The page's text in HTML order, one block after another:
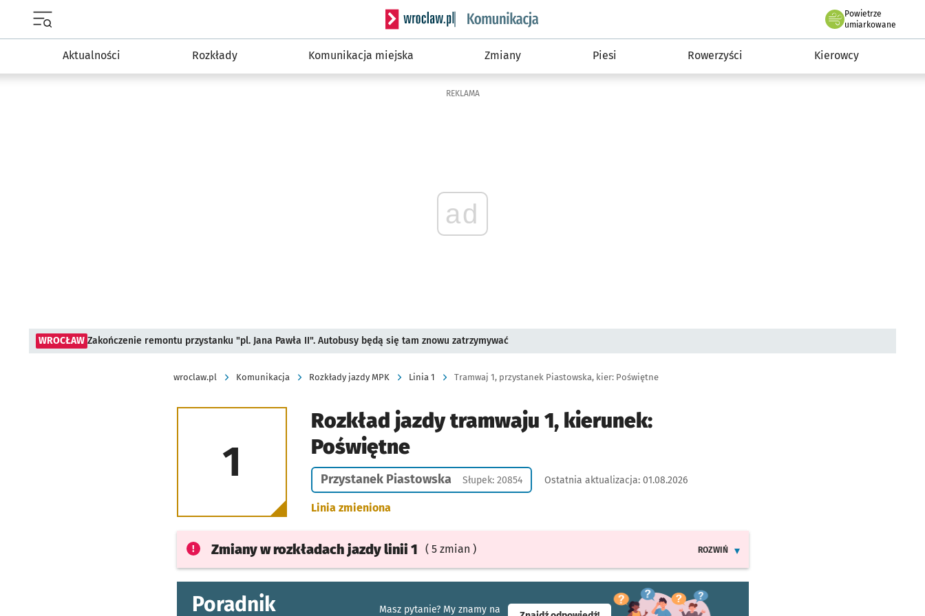
Serwis informacyjny wroclaw.pl podserwis: Komunikacja
Powietrze
we Wrocławiu
umiarkowane
Aktualności Rozkłady Komunikacja miejska Zmiany Piesi Rowerzyści Kierowcy
REKLAMA
ad
WROCŁAW Zakończenie remontu przystanku "pl. Jana Pawła II". Autobusy będą się tam znowu zatrzymywać
wroclaw.pl Komunikacja Rozkłady jazdy MPK Linia 1 Tramwaj 1, przystanek Piastowska, kier: Poświętne
1
Rozkład jazdy tramwaju 1, kierunek:
Poświętne
Przystanek Piastowska Słupek: 20854 Ostatnia aktualizacja: 01.08.2026
Linia zmieniona
Zmiany w rozkładach jazdylinii 1 ( 5 zmian )
ROZWIŃ
Poradnik
Masz pytanie? My znamy na